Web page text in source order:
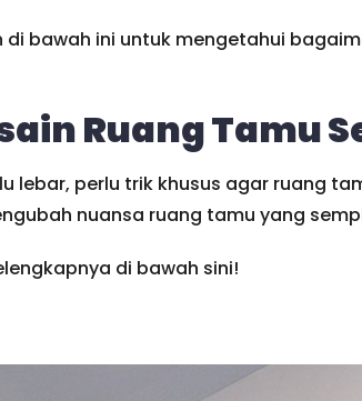
bawah ini untuk mengetahui
Ruang Tamu
lebar, perlu trik khusus agar ruang
nuansa ruang tamu yang
di bawah sini!